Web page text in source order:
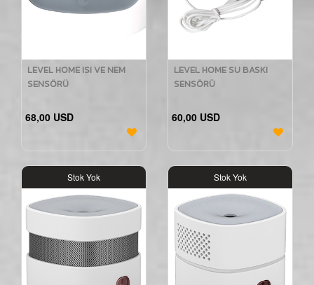
LEVEL HOME ISI VE NEM
SENSÖRÜ
68,00 USD
LEVEL HOME SU BASKI
SENSÖRÜ
60,00 USD
Stok Yok Stok Yok